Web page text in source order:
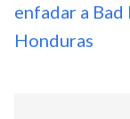
enfadar a
Honduras